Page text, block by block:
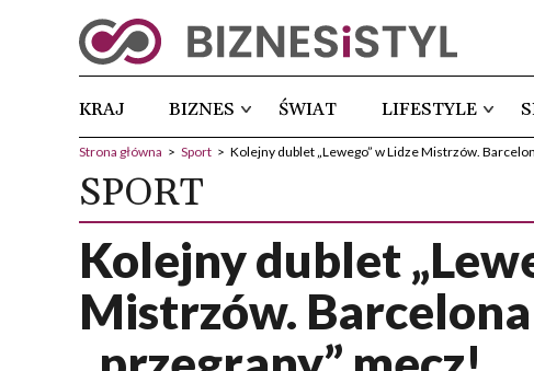
KRAJ BIZNES ŚWIAT LIFESTYLE
Strona główna > Sport > Kolejny dublet „Lewego” w Lidze Mistrzów.
SPORT
Kolejny dublet
Mistrzów.